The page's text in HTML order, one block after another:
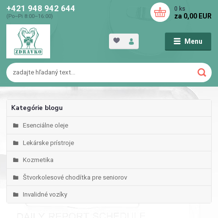
Menu
+421 948 942 644
(Po–Pi 8:00–16:00)
0 ks
za 0,00 EUR
Kategórie blogu
Esenciálne oleje
Lekárske prístroje
Kozmetika
Štvorkolesové chodítka pre seniorov
Invalidné vozíky